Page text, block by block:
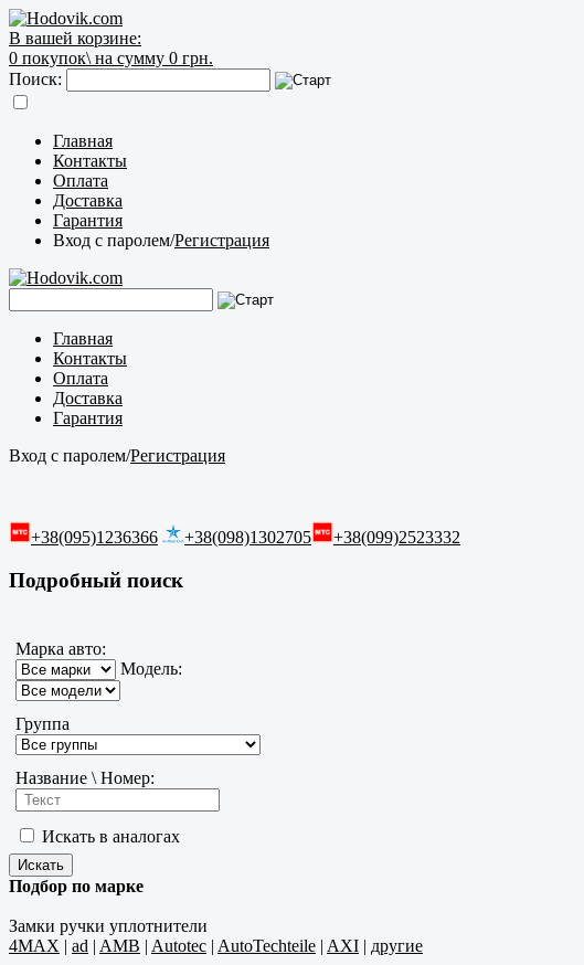
В вашей корзине:
0 покупок\ на сумму 0 грн.
Поиск:
Главная
Контакты
Оплата
Доставка
Гарантия
Вход с паролем/Регистрация
Главная
Контакты
Оплата
Доставка
Гарантия
Вход с паролем/Регистрация
+38(095)1236366 +38(098)1302705 +38(099)2523332
Подробный поиск
Марка авто:
Модель:
Группа
Название \ Номер:
Искать в аналогах
Подбор по марке
Замки ручки уплотнители
4MAX | ad | AMB | Autotec | AutoTechteile | AXI | другие